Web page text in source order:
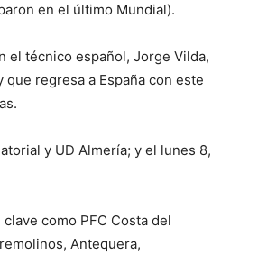
en el último Mundial).
el técnico español, Jorge Vilda,
regresa a España con este
y UD Almería; y el lunes 8,
como PFC Costa del
Antequera,